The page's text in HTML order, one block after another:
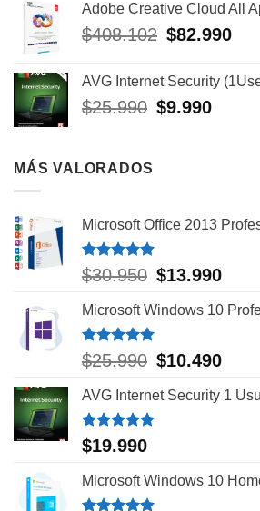
era:
$119.000.
es:
Adobe Creative Cloud All
$408.102 El
era:
$408.102.
$82.990El
es:
AVG Internet Security
$25.990 El
$9.990El
MÁS VALORADOS
Microsoft Office 2013
Valorado
con5.00
$30.950 El
original
$13.990El
actual
Microsoft Windows 10
Valorado
con5.00
$25.990 El
original
$10.490El
actual
AVG Internet Security 1
Valorado
con5.00
$19.990
Microsoft Windows 10